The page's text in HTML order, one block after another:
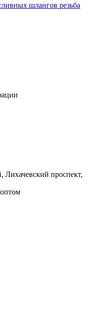
шлангов резьба
Лихачевский проспект,